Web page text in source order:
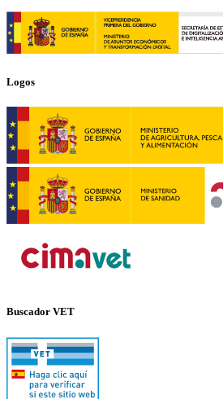
Logos
Buscador VET